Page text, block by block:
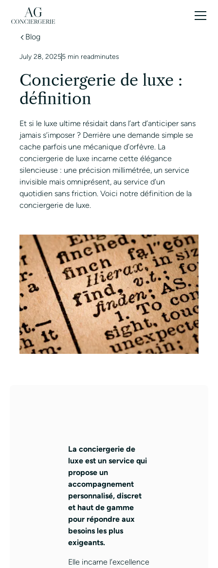
Blog
July 28, 20255 min readminutes
Conciergerie de luxe :
définition
Et si le luxe ultime résidait dans l’art d’anticiper sans
jamais s’imposer ? Derrière une demande simple se
cache parfois une mécanique d’orfèvre. La
conciergerie de luxe incarne cette élégance
silencieuse : une précision millimétrée, un service
invisible mais omniprésent, au service d’un
quotidien sans friction. Voici notre définition de la
conciergerie de luxe.
La conciergerie de
luxe est un service qui
propose un
accompagnement
personnalisé, discret
et haut de gamme
pour répondre aux
besoins les plus
exigeants.
Elle incarne l’excellence